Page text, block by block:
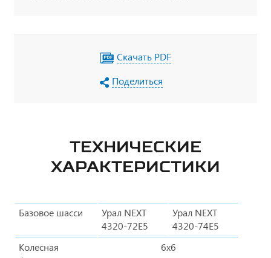
Скачать PDF
Поделиться
ТЕХНИЧЕСКИЕ
ХАРАКТЕРИСТИКИ
Базовое шасси
Урал NEXT
4320-72Е5
Урал NEXT
4320-74Е5
Колесная
6х6